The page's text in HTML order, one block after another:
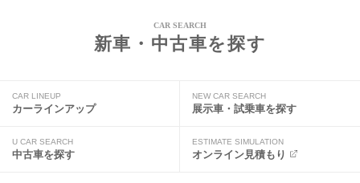
CAR SEARCH
新車・中古車を探す
CAR LINEUP
カーラインアップ
NEW CAR SEARCH
展示車・試乗車を探す
U CAR SEARCH
中古車を探す
ESTIMATE SIMULATION
オンライン見積もり